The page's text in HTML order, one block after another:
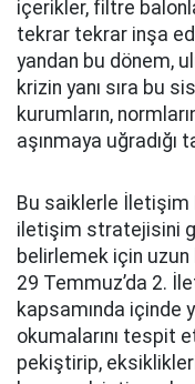
içerikler, filtre
tekrar tekrar inşa
yandan bu dönem,
krizin yanı sıra bu
kurumların,
aşınmaya uğradığı
Bu saiklerle İletişim
iletişim stratejisini
belirlemek için uzun
29 Temmuz’da 2.
kapsamında içinde
okumalarını tespit
pekiştirip,